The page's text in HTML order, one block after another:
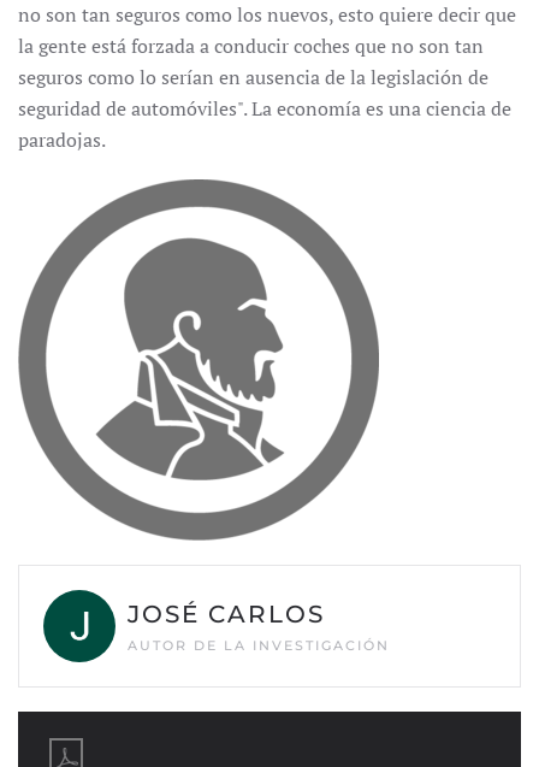
no son tan seguros como los nuevos, esto quiere decir que
la gente está forzada a conducir coches que no son tan
seguros como lo serían en ausencia de la legislación de
seguridad de automóviles". La economía es una ciencia de
paradojas.
JOSÉ CARLOS
AUTOR DE LA INVESTIGACIÓN